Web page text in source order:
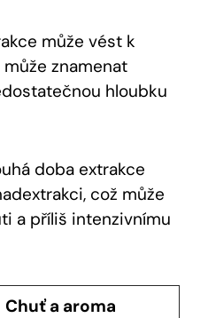
může vést k
znamenat
hloubku
doba extrakce
což může
a příliš intenzivnímu
Chuť a aroma